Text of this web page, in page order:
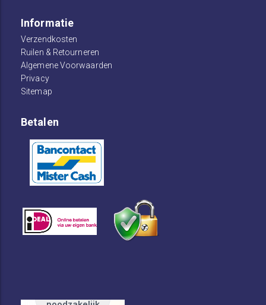
Informatie
Verzendkosten
Ruilen & Retourneren
Algemene Voorwaarden
Privacy
Sitemap
Betalen